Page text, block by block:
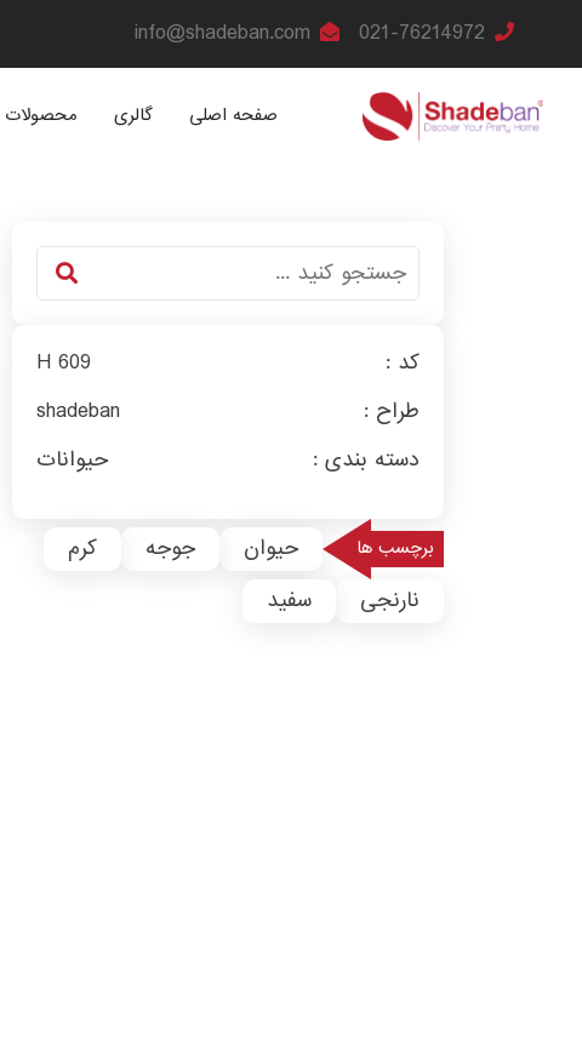
021-76214972
info@shadeban.com
صفحه اصلی گالری محصولات
کد :
H 609
طراح :
shadeban
دسته بندی :
حیوانات
برچسب ها حیوان جوجه
کرم
نارنجی
سفید